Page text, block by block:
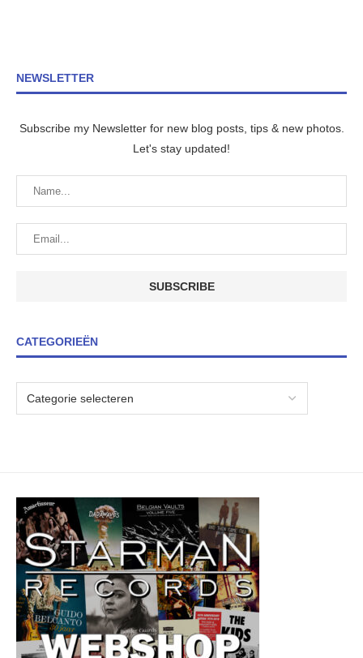
NEWSLETTER
Subscribe my Newsletter for new blog posts, tips & new photos.
Let's stay updated!
CATEGORIEËN